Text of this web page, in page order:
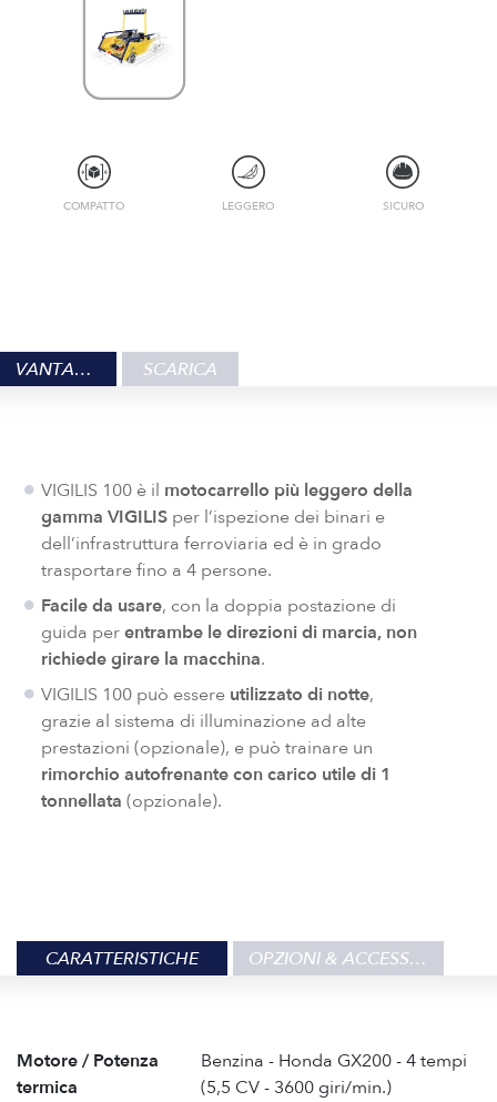
COMPATTO LEGGERO SICURO
VANTAGGI SCARICA
VIGILIS 100 è il motocarrello più leggero della
gamma VIGILIS per l’ispezione dei binari e
dell’infrastruttura ferroviaria ed è in grado
trasportare fino a 4 persone.
Facile da usare, con la doppia postazione di
guida perentrambe le direzioni di marcia, non
richiede girare la macchina.
VIGILIS 100 può essere utilizzato di notte,
grazie al sistema di illuminazione ad alte
prestazioni (opzionale), e può trainare un
rimorchio autofrenante con carico utile di 1
tonnellata (opzionale).
CARATTERISTICHE OPZIONI & ACCESSORI
Motore / Potenza
termica
Benzina - Honda GX200 - 4 tempi
(5,5 CV - 3600 giri/min.)